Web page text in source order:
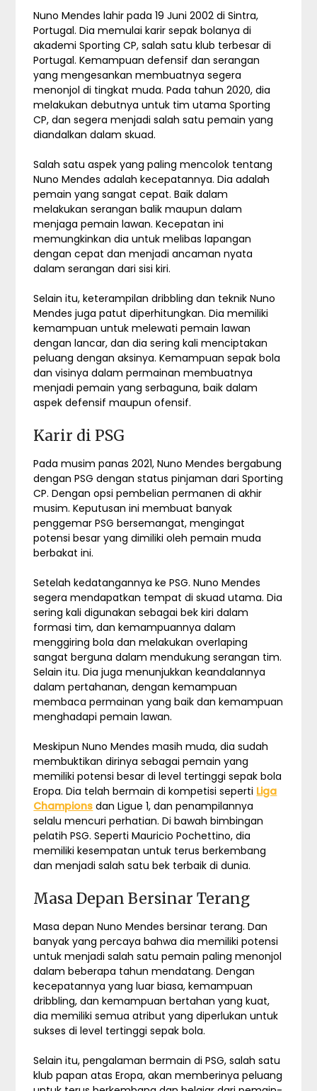
Nuno Mendes lahir pada 19 Juni 2002 di Sintra,
Portugal. Dia memulai karir sepak bolanya di
akademi Sporting CP, salah satu klub terbesar di
Portugal. Kemampuan defensif dan serangan
yang mengesankan membuatnya segera
menonjol di tingkat muda. Pada tahun 2020, dia
melakukan debutnya untuk tim utama Sporting
CP, dan segera menjadi salah satu pemain yang
diandalkan dalam skuad.
Salah satu aspek yang paling mencolok tentang
Nuno Mendes adalah kecepatannya. Dia adalah
pemain yang sangat cepat. Baik dalam
melakukan serangan balik maupun dalam
menjaga pemain lawan. Kecepatan ini
memungkinkan dia untuk melibas lapangan
dengan cepat dan menjadi ancaman nyata
dalam serangan dari sisi kiri.
Selain itu, keterampilan dribbling dan teknik Nuno
Mendes juga patut diperhitungkan. Dia memiliki
kemampuan untuk melewati pemain lawan
dengan lancar, dan dia sering kali menciptakan
peluang dengan aksinya. Kemampuan sepak bola
dan visinya dalam permainan membuatnya
menjadi pemain yang serbaguna, baik dalam
aspek defensif maupun ofensif.
Karir di PSG
Pada musim panas 2021, Nuno Mendes bergabung
dengan PSG dengan status pinjaman dari Sporting
CP. Dengan opsi pembelian permanen di akhir
musim. Keputusan ini membuat banyak
penggemar PSG bersemangat, mengingat
potensi besar yang dimiliki oleh pemain muda
berbakat ini.
Setelah kedatangannya ke PSG. Nuno Mendes
segera mendapatkan tempat di skuad utama. Dia
sering kali digunakan sebagai bek kiri dalam
formasi tim, dan kemampuannya dalam
menggiring bola dan melakukan overlaping
sangat berguna dalam mendukung serangan tim.
Selain itu. Dia juga menunjukkan keandalannya
dalam pertahanan, dengan kemampuan
membaca permainan yang baik dan kemampuan
menghadapi pemain lawan.
Meskipun Nuno Mendes masih muda, dia sudah
membuktikan dirinya sebagai pemain yang
memiliki potensi besar di level tertinggi sepak bola
Eropa. Dia telah bermain di kompetisi seperti Liga
Champions dan Ligue 1, dan penampilannya
selalu mencuri perhatian. Di bawah bimbingan
pelatih PSG. Seperti Mauricio Pochettino, dia
memiliki kesempatan untuk terus berkembang
dan menjadi salah satu bek terbaik di dunia.
Masa Depan Bersinar Terang
Masa depan Nuno Mendes bersinar terang. Dan
banyak yang percaya bahwa dia memiliki potensi
untuk menjadi salah satu pemain paling menonjol
dalam beberapa tahun mendatang. Dengan
kecepatannya yang luar biasa, kemampuan
dribbling, dan kemampuan bertahan yang kuat,
dia memiliki semua atribut yang diperlukan untuk
sukses di level tertinggi sepak bola.
Selain itu, pengalaman bermain di PSG, salah satu
klub papan atas Eropa, akan memberinya peluang